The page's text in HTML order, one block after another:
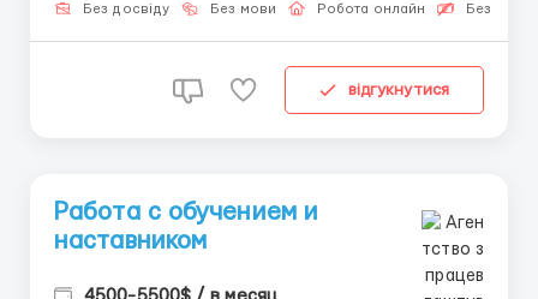
Цифровые активы изменяют мировую финансовую
Без досвіду Без мови Робота онлайн
відгукнутися
Работа с обучением и
наставником